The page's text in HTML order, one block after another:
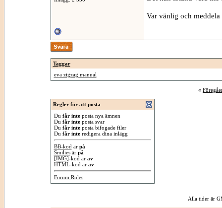
Var vänlig och
Taggar
eva zigzag manual
«
Regler för att posta
Du får inteposta nya ämnen
Du får inteposta svar
Du får inteposta bifogade filer
Du får interedigera dina inlägg
BB-kod är på
Smiliesär på
[IMG]-kod är av
HTML-kod är av
Forum Rules
Alla tider är